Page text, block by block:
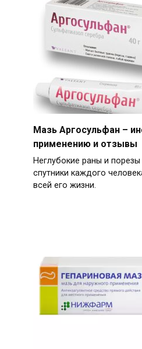
Мазь Аргосульфан –
применению и отзывы
Неглубокие раны и
спутники каждого
всей его жизни.